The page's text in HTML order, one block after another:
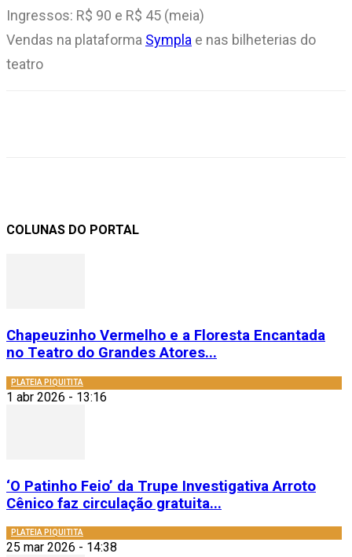
Ingressos: R$ 90 e R$ 45 (meia)
Vendas na plataforma Sympla e nas bilheterias do
teatro
COLUNAS DO PORTAL
Chapeuzinho Vermelho e a Floresta Encantada
no Teatro do Grandes Atores...
PLATEIA PIQUITITA
1 abr 2026 - 13:16
‘O Patinho Feio’ da Trupe Investigativa Arroto
Cênico faz circulação gratuita...
PLATEIA PIQUITITA
25 mar 2026 - 14:38